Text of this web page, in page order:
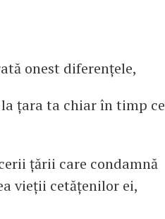
onest diferențele,
țara ta chiar în timp ce
țării care condamnă
vieții cetățenilor ei,